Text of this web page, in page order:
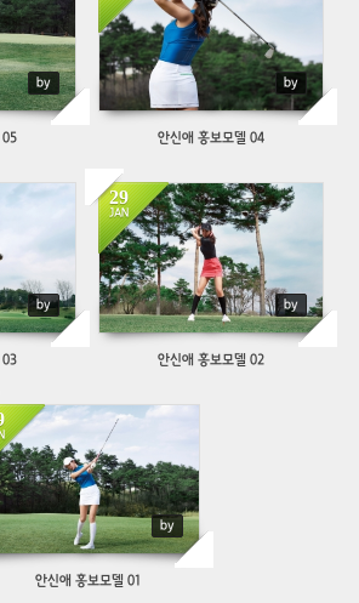
by
05
by
안신애 홍보모델 04
by
03
29
JAN
by
783
안신애 홍보모델 02
by
786
안신애 홍보모델 01